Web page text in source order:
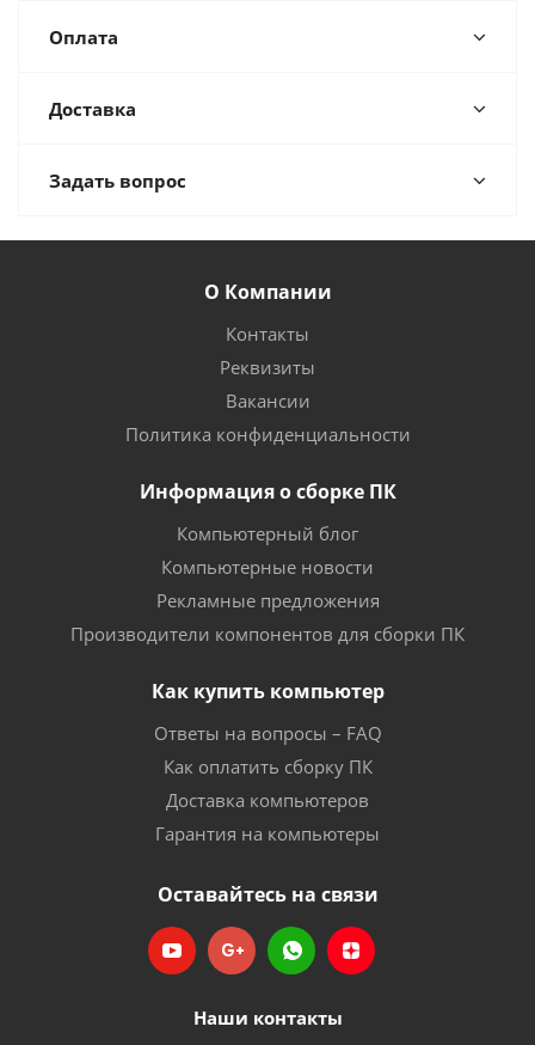
Оплата
Доставка
Задать вопрос
О Компании
Контакты
Реквизиты
Вакансии
Политика конфиденциальности
Информация о сборке ПК
Компьютерный блог
Компьютерные новости
Рекламные предложения
Производители компонентов для сборки ПК
Как купить компьютер
Ответы на вопросы – FAQ
Как оплатить сборку ПК
Доставка компьютеров
Гарантия на компьютеры
Оставайтесь на связи
Наши контакты